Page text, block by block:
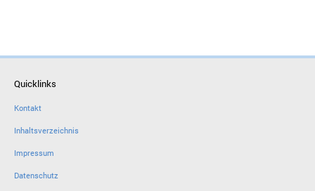
Quicklinks
Kontakt
Inhaltsverzeichnis
Impressum
Datenschutz